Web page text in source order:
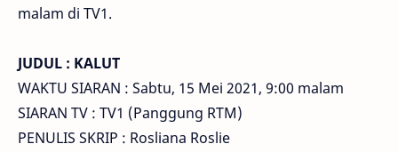
malam di TV1.
JUDUL : KALUT
WAKTU SIARAN : Sabtu, 15 Mei 2021, 9:00 malam
SIARAN TV : TV1 (Panggung RTM)
PENULIS SKRIP : Rosliana Roslie